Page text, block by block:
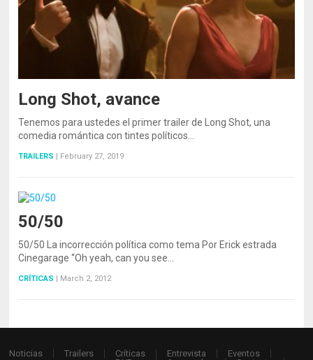
Long Shot, avance
Tenemos para ustedes el primer trailer de Long Shot, una
comedia romántica con tintes políticos…
TRAILERS February 27, 2019
50/50
50/50 La incorrección política como tema Por Erick estrada
Cinegarage “Oh yeah, can you see…
CRÍTICAS March 2, 2012
Noticias Trailers
Críticas
Entrevista
Eventos